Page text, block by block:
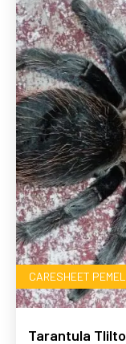
CARESHEET
Tarantula